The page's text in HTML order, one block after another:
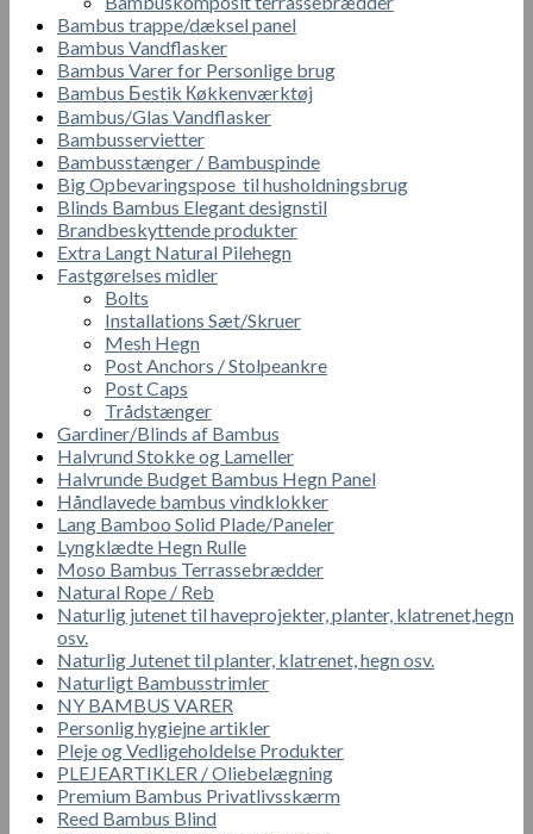
Bambus trappe/dæksel panel
Bambus Vandflasker
Bambus Varer for Personlige brug
Bambus Бestik Кøkkenværktøj
Bambus/Glas Vandflasker
Bambusservietter
Bambusstænger / Bambuspinde
Big Opbevaringspose til husholdningsbrug
Blinds Bambus Elegant designstil
Brandbeskyttende produkter
Extra Langt Natural Pilehegn
Fastgørelses midler
Bolts
Installations Sæt/Skruer
Mesh Hegn
Post Anchors / Stolpeankre
Post Caps
Trådstænger
Gardiner/Blinds af Bambus
Halvrund Stokke og Lameller
Halvrunde Budget Bambus Hegn Panel
Håndlavede bambus vindklokker
Lang Bamboo Solid Plade/Paneler
Lyngklædte Hegn Rulle
Moso Bambus Terrassebrædder
Natural Rope / Reb
Naturlig jutenet til haveprojekter, planter, klatrenet,hegn
osv.
Naturlig Jutenet til planter, klatrenet, hegn osv.
Naturligt Bambusstrimler
NY BAMBUS VARER
Personlig hygiejne artikler
Pleje og Vedligeholdelse Produkter
PLEJEARTIKLER / Oliebelægning
Premium Bambus Privatlivsskærm
Reed Bambus Blind